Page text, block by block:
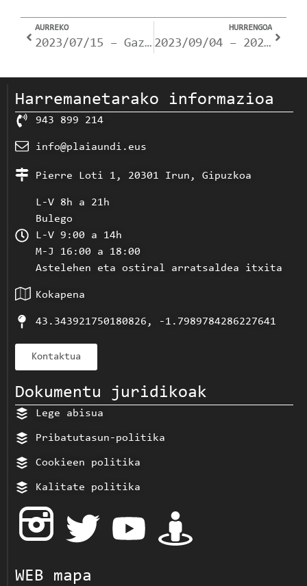
AURREKO
2023/07/15 – Gazte-txartela (zure interesekoa bada…).
HURRENGOA
2023/09/04 – 2023-204 ikasturtearen hasierako oharra. 2. MAILAKO IKASLEAK.
Harremanetarako informazioa
943 899 214
info@plaiaundi.eus
Pierre Loti 1, 20301 Irun, Gipuzkoa
L-V 8h a 21h
Bulego
L-V 9:00 a 14h
M-J 16:00 a 18:00
Astelehen eta ostiral arratsaldea itxita
Kokapena
43.343921750180826, -1.7989784286227641
Kontaktua
Dokumentu juridikoak
Lege abisua
Pribatutasun-politika
Cookieen politika
Kalitate politika
WEB mapa